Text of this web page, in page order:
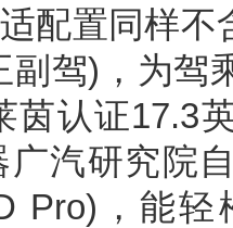
配置同样不
副驾)，为驾
茵认证17.3
汽研究院
Pro)，能